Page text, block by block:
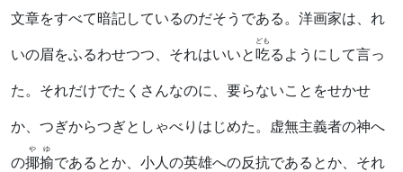
文章をすべて暗記しているのだそうである。洋画家は、れ
いの眉をふるわせつつ、それはいいと吃
ども
るようにして言っ
た。それだけでたくさんなのに、要らないことをせかせ
か、つぎからつぎとしゃべりはじめた。虚無主義者の神へ
の揶揄
やゆ
であるとか、小人の英雄への反抗であるとか、それ